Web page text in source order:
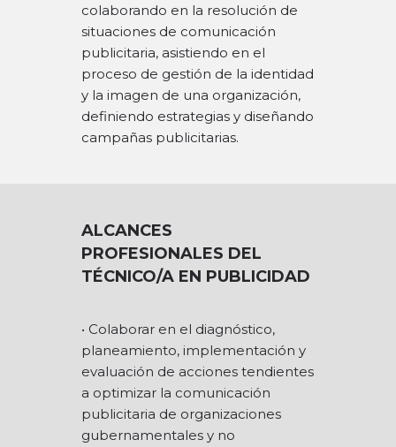
colaborando en la resolución de
situaciones de comunicación
publicitaria, asistiendo en el
proceso de gestión de la identidad
y la imagen de una organización,
definiendo estrategias y diseñando
campañas publicitarias.
ALCANCES
PROFESIONALES DEL
TÉCNICO/A EN PUBLICIDAD
• Colaborar en el diagnóstico,
planeamiento, implementación y
evaluación de acciones tendientes
a optimizar la comunicación
publicitaria de organizaciones
gubernamentales y no